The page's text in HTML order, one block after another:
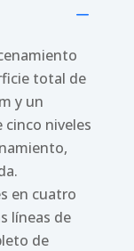
K
total de
y un
niveles
en cuatro
líneas de
de